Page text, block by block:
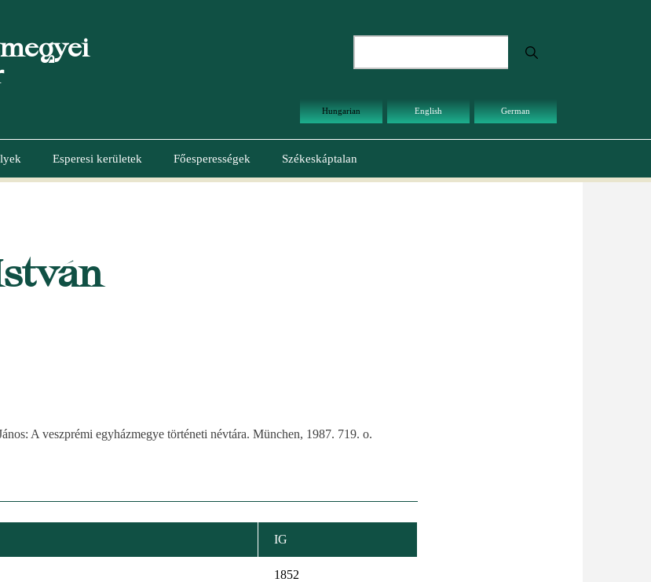
Hungarian English German
Esperesi kerületek Főesperességek Székeskáptalan
A veszprémi egyházmegye történeti névtára. München, 1987. 719. o.
IG
1852